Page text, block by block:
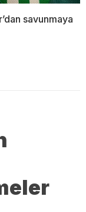
savunmaya